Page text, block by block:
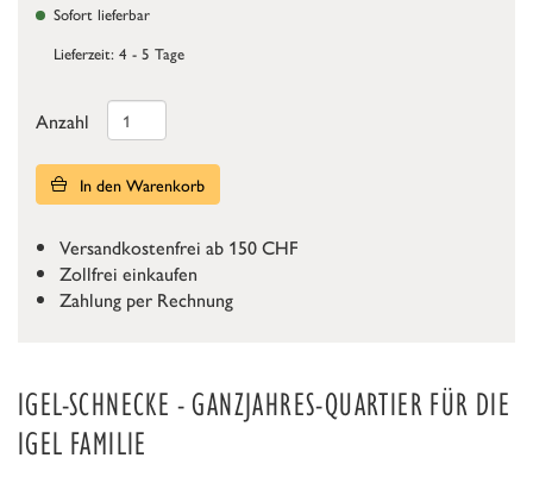
Sofort lieferbar
Lieferzeit: 4 - 5 Tage
Anzahl
In den Warenkorb
Versandkostenfrei ab 150 CHF
Zollfrei einkaufen
Zahlung per Rechnung
IGEL-SCHNECKE - GANZJAHRES-QUARTIER FÜR DIE
IGEL FAMILIE